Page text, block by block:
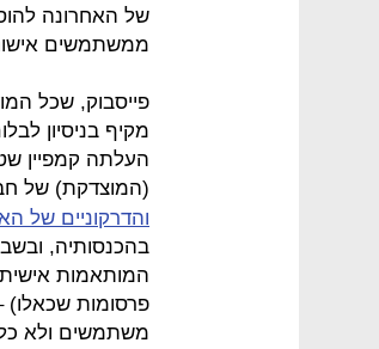
של האחרונה
ממשתמשים
פייסבוק, שכל
מקיף בניסיון
העלתה קמפיין
(המוצדקת) של
והדרקוניים של
בהכנסותיה,
המותאמות
פרסומות
משתמשים ולא כל